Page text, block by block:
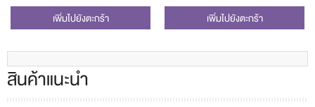
เพิ่มไปยังตะกร้า เพิ่มไปยังตะกร้า
สินค้าแนะนำ